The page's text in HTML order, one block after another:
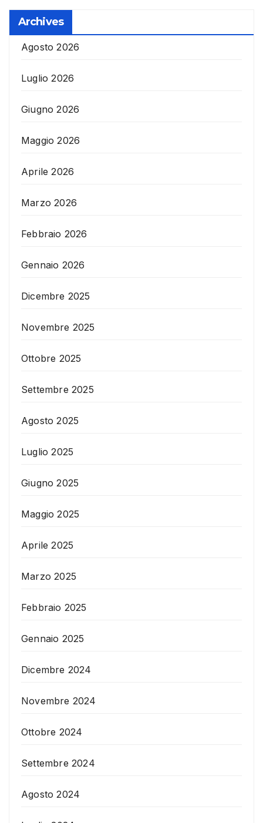
Archives
Agosto 2026
Luglio 2026
Giugno 2026
Maggio 2026
Aprile 2026
Marzo 2026
Febbraio 2026
Gennaio 2026
Dicembre 2025
Novembre 2025
Ottobre 2025
Settembre 2025
Agosto 2025
Luglio 2025
Giugno 2025
Maggio 2025
Aprile 2025
Marzo 2025
Febbraio 2025
Gennaio 2025
Dicembre 2024
Novembre 2024
Ottobre 2024
Settembre 2024
Agosto 2024